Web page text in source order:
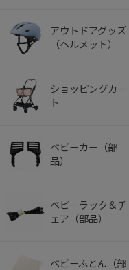
アウトドアグッズ
（ヘルメット）
ショッピングカー
ト
ベビーカー（部
品）
ベビーラック＆チ
ェア（部品）
ベビーふとん（部